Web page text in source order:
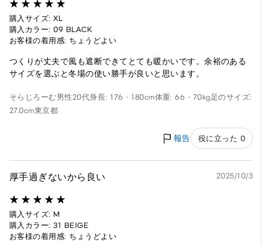
購入サイズ: XL
購入カラー: 09 BLACK
お客様の着用感: ちょうどよい
つくりが丈夫で風も遮断できてとても暖かいです。余裕のある
サイズを選ぶと冬場の使い勝手が良いと思います。
そらじろーむ 男性20代身長: 176 - 180cm体重: 66 - 70kg足のサイズ:
27.0cm東京都
報告 役に立った 0
厚手過ぎないから良い 2025/10/3
購入サイズ: M
購入カラー: 31 BEIGE
お客様の着用感: ちょうどよい